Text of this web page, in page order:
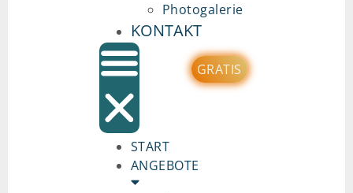
Photogalerie
KONTAKT
START
ANGEBOTE
GRATIS